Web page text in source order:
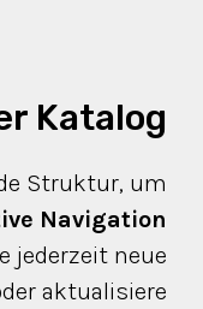
Katalog
Struktur, um
Navigation
jederzeit neue
aktualisiere